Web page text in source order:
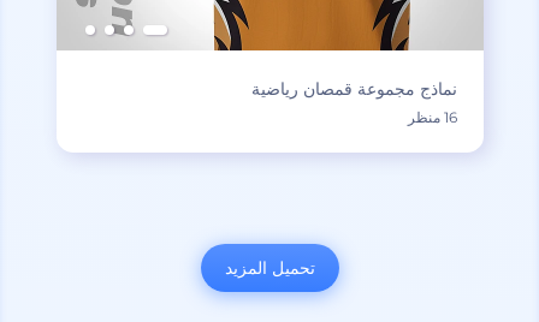
نماذج مجموعة قمصان رياضية
16 منظر
تحميل المزيد